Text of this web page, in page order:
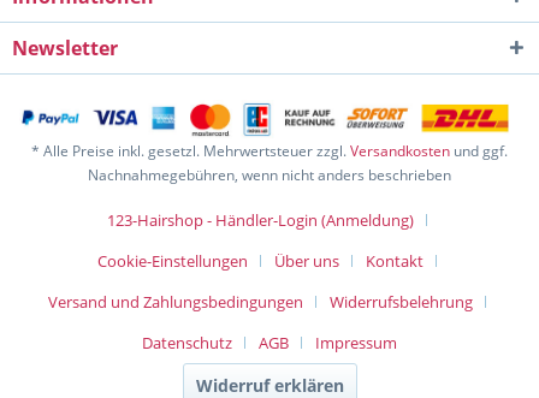
Newsletter
* Alle Preise inkl. gesetzl. Mehrwertsteuer zzgl.Versandkosten und ggf.
Nachnahmegebühren, wenn nicht anders beschrieben
123-Hairshop - Händler-Login (Anmeldung)
Cookie-Einstellungen
Über uns
Kontakt
Versand und Zahlungsbedingungen
Widerrufsbelehrung
Datenschutz
AGB Impressum
Widerruf erklären